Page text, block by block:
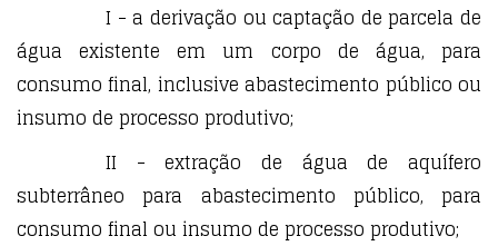
I - a derivação ou captação de parcela de
água existente em um corpo de água, para
consumo final, inclusive abastecimento público ou
insumo de processo produtivo;
II - extração de água de aquífero
subterrâneo para abastecimento público, para
consumo final ou insumo de processo produtivo;